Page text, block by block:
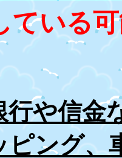
ている
行や信金
ピング、